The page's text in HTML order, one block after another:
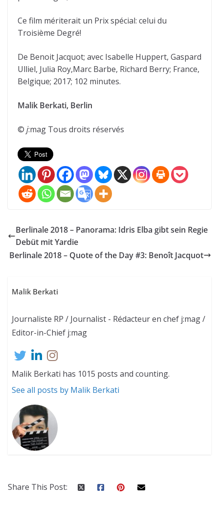
Ce film mériterait un Prix spécial: celui du
Troisième Degré!
De Benoit Jacquot; avec Isabelle Huppert, Gaspard
Ulliel, Julia Roy,Marc Barbe, Richard Berry; France,
Belgique; 2017; 102 minutes.
Malik Berkati, Berlin
© j:mag Tous droits réservés
Berlinale 2018 – Panorama: Idris Elba gibt sein Regie
Debüt mit Yardie
Berlinale 2018 – Quote of the Day #3: Benoît Jacquot
Malik Berkati
Journaliste RP / Journalist - Rédacteur en chef j:mag /
Editor-in-Chief j:mag
Malik Berkati has 1015 posts and counting.
See all posts by Malik Berkati
Share This Post: